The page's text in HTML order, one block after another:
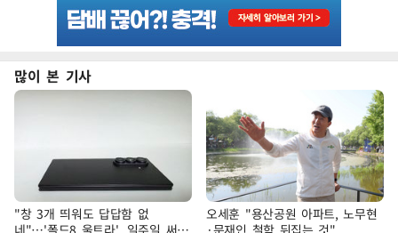
많이 본 기사
"창 3개 띄워도 답답함 없
오세훈 "용산공원 아파트, 노무현